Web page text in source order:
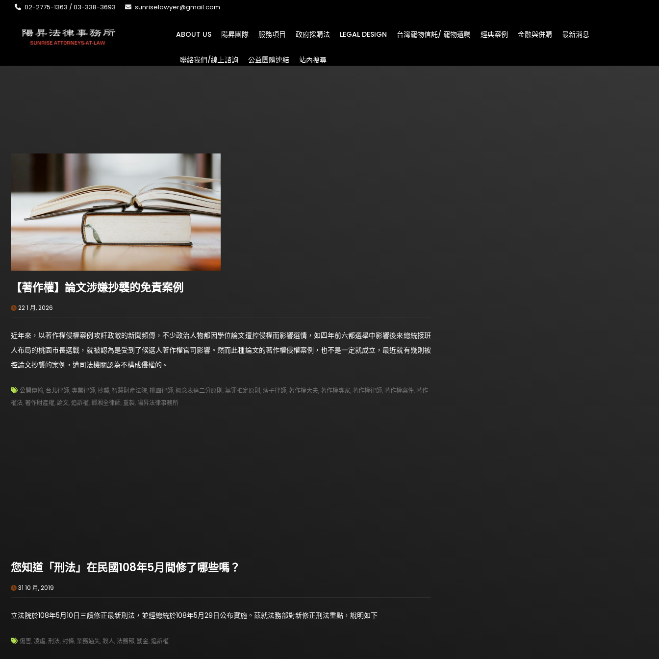
02-2775-1363 / 03-338-3693 sunriselawyer@gmail.com
ABOUT US 陽昇團隊 服務項目 政府採購法 LEGAL DESIGN 台灣寵物信託/ 寵物遺囑 經典案例 金融與併購 最新消息
聯絡我們/線上諮詢 公益團體連結 站內搜尋
【著作權】論文涉嫌抄襲的免責案例
22 1 月, 2026
近年來，以著作權侵權案例攻訐政敵的新聞頻傳，不少政治人物都因學位論文遭控侵權而影響選情，如四年前六都選舉中影響後來總統接班
人布局的桃園市長選戰，就被認為是受到了候選人著作權官司影響。然而此種論文的著作權侵權案例，也不是一定就成立，最近就有幾則被
控論文抄襲的案例，遭司法機關認為不構成侵權的。
公開傳輸, 台北律師,專業律師,抄襲,智慧財產法院,桃園律師,概念表達二分原則 , 無罪推定原則 ,痞子律師, 著作權大夫, 著作權專家, 著作權律師, 著作權案件, 著作
權法, 著作財產權,論文,追訴權, 鄧湘全律師, 重製, 陽昇法律事務所
您知道「刑法」在民國108年5月間修了哪些嗎？
31 10 月, 2019
立法院於108年5月10日三讀修正最新刑法，並經總統於108年5月29日公布實施。茲就法務部對新修正刑法重點，說明如下
傷害,凌虐,刑法,封條, 業務過失,殺人, 法務部, 罰金,追訴權